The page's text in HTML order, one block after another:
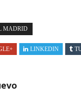
MADRID
LINKEDIN